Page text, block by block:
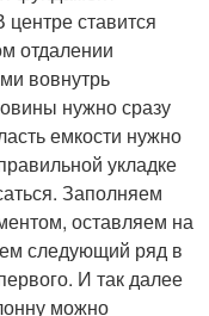
ставится
отдалении
вовнутрь
нужно сразу
емкости нужно
укладке
Заполняем
оставляем на
следующий ряд в
И так далее
можно